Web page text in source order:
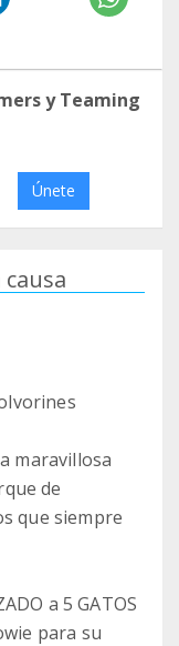
y Teaming
Únete
maravillosa
de
que siempre
a 5 GATOS
para su